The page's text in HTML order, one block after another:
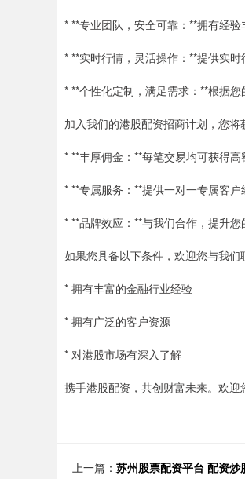
* **专业团队，安全可靠：**拥有经
* **实时行情，灵活操作：**提供实
* **个性化定制，满足需求：**根据
加入我们的港股配资招商计划，您将
* **丰厚佣金：**每笔交易均可获得高
* **专属服务：**提供一对一专属客户
* **品牌效应：**与我们合作，提升您
如果您具备以下条件，欢迎您与我们
* 拥有丰富的金融行业经验
* 拥有广泛的客户资源
* 对港股市场有深入了解
携手港股配资，共创财富未来。欢
上一篇： 苏州股票配资平台 配资